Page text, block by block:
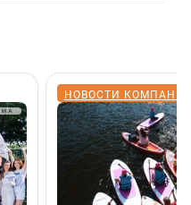
НОВОСТИ